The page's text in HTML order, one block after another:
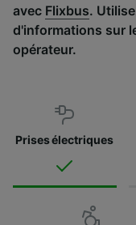
avec Flixbus.
d'informations sur
opérateur.
Prises électriques